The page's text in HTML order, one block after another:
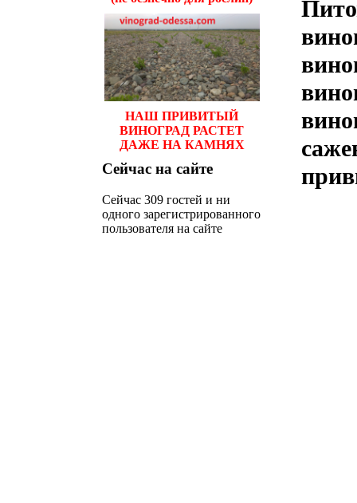
НАШ ПРИВИТЫЙ
ВИНОГРАД РАСТЕТ
ДАЖЕ НА КАМНЯХ
Сейчас на сайте
Сейчас 309 гостей и ни
одного зарегистрированного
пользователя на сайте